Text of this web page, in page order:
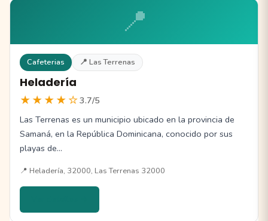
📍
Cafeterias 📍 Las Terrenas
Heladería
★★★★☆3.7/5
Las Terrenas es un municipio ubicado en la provincia de
Samaná, en la República Dominicana, conocido por sus
playas de…
📍 Heladería, 32000, Las Terrenas 32000